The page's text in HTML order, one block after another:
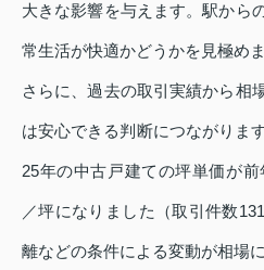
大きな影響を与えます。駅から
常生活が快適かどうかを見極めま
さらに、過去の取引実績から相
は安心できる判断につながりま
25年の中古戸建ての坪単価が
／坪になりました（取引件数
離などの条件による変動が相場